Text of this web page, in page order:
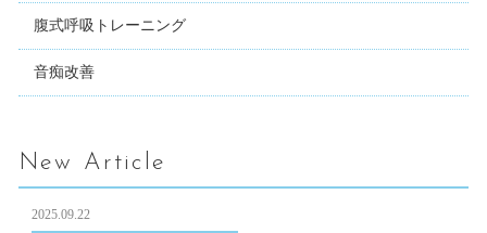
腹式呼吸トレーニング
音痴改善
New Article
2025.09.22